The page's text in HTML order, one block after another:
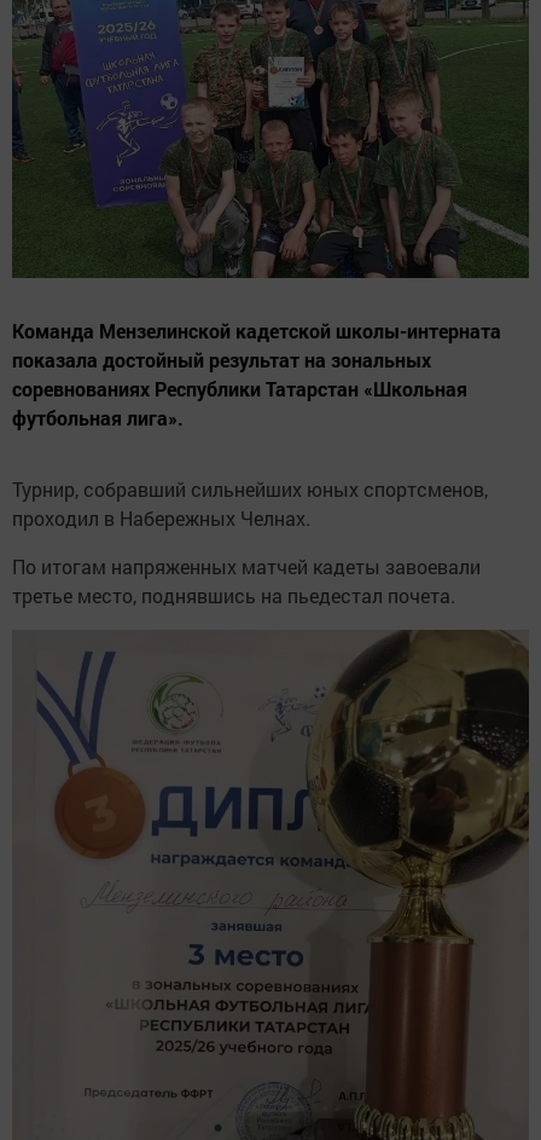
Команда Мензелинской кадетской школы-интерната
показала достойный результат на зональных
соревнованиях Республики Татарстан «Школьная
футбольная лига».
Турнир, собравший сильнейших юных спортсменов,
проходил в Набережных Челнах.
По итогам напряженных матчей кадеты завоевали
третье место, поднявшись на пьедестал почета.